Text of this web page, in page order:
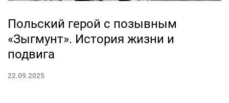
Польский герой с позывным
«Зыгмунт». История жизни и
подвига
22.09.2025